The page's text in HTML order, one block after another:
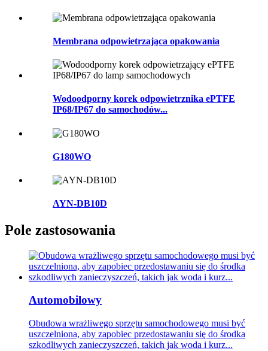
Membrana odpowietrzająca opakowania
Wodoodporny korek odpowietrznika ePTFE
IP68/IP67 do samochodów...
G180WO
AYN-DB10D
Pole zastosowania
Automobilowy
Obudowa wrażliwego sprzętu samochodowego musi być
uszczelniona, aby zapobiec przedostawaniu się do środka
szkodliwych zanieczyszczeń, takich jak woda i kurz...